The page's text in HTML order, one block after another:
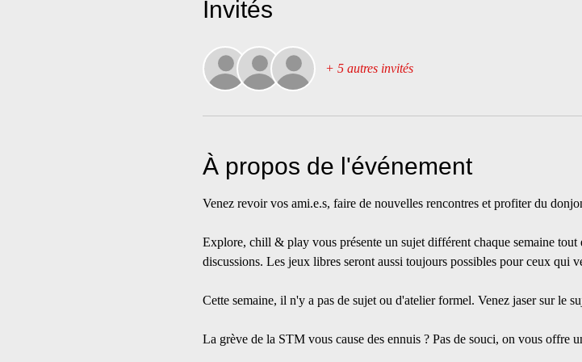
Invités
+ 5 autres invités
À propos de l'événement
Venez revoir vos ami.e.s, faire de nouvelles rencontres et profiter du
Explore, chill & play vous présente un sujet différent chaque semaine tout
discussions. Les jeux libres seront aussi toujours possibles pour ceux qui
Cette semaine, il n'y a pas de sujet ou d'atelier formel. Venez jaser sur le
La grève de la STM vous cause des ennuis ? Pas de souci, on vous offre